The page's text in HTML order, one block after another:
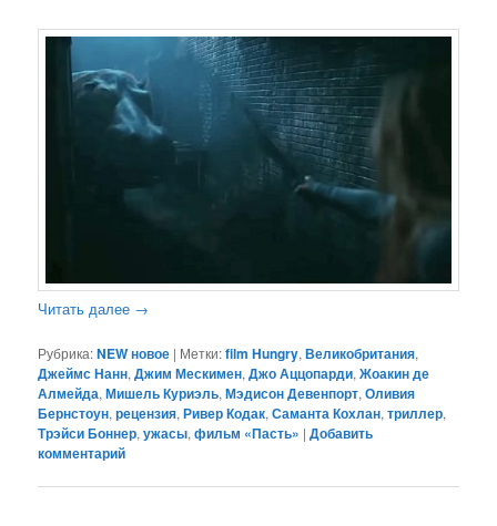
Читать далее →
Рубрика:NEW новое | Метки:film Hungry,Великобритания,
Джеймс Нанн,Джим Мескимен,Джо Аццопарди,Жоакин де
Алмейда,Мишель Куриэль,Мэдисон Девенпорт,Оливия
Бернстоун,рецензия,Ривер Кодак,Саманта Кохлан,триллер,
Трэйси Боннер,ужасы,фильм «Пасть» |Добавить
комментарий